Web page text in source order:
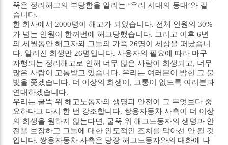
뚝은 정리해고의 부당함을 알리는 ‘우리 시대의 등대’와 같
습니다.
한 회사에서 2000명이 해고가 되었습니다. 전체 인원의 30%
가 넘는 인원이 한꺼번에 해고당했습니다. 그리고 이후 6년
의 세월동안 해고자와 그들의 가족 26명이 세상을 떠났습니
다. 알려진 희생만 26명입니다. 사용자의 필요에 따라 마구
자행되는 정리해고로 인해 너무 많은 사람이 희생되고, 너무
많은 사람이 고통받고 있습니다. 우리는 여러분이 밝힌 그 불
빛을 쫓겠습니다. 더 이상의 희생이, 고통이 없도록 여러분과
연대하겠습니다.
우리는 굴뚝 위 해고노동자의 생명과 안전이 그 무엇보다 중
요하다고 다시 한 번 강조합니다. 쌍용자동차 사측이 더 이상
의 희생을 원하지 않는다면, 굴뚝 위 해고노동자의 생명과 안
전을 보장하고 그들에 대한 인도적인 조치를 막아선 안 될 것
입니다. 쌍용자동차 사측은 당장 해고노동자와의 대화에 나